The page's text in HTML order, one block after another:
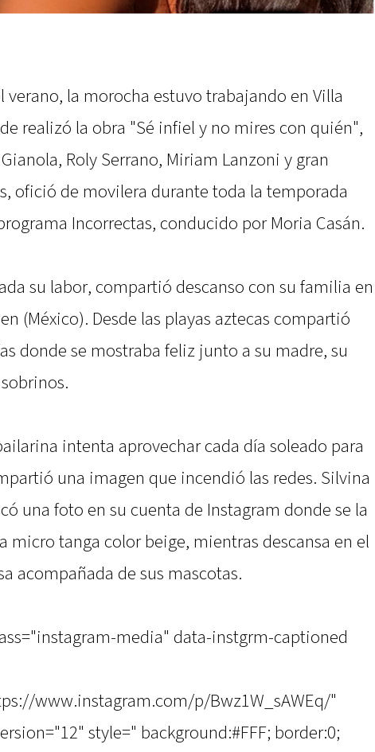
verano, la morocha estuvo trabajando en Villa
realizó la obra "Sé infiel y no mires con quién",
Roly Serrano, Miriam Lanzoni y gran
ofició de movilera durante toda la temporada
Incorrectas, conducido por Moria Casán.
su labor, compartió descanso con su familia en
(México). Desde las playas aztecas compartió
donde se mostraba feliz junto a su madre, su
intenta aprovechar cada día soleado para
una imagen que incendió las redes. Silvina
una foto en su cuenta de Instagram donde se la
micro tanga color beige, mientras descansa en el
acompañada de sus mascotas.
media" data-instgrm-captioned
www.instagram.com/p/Bwz1W_sAWEq/"
style=" background:#FFF; border:0;